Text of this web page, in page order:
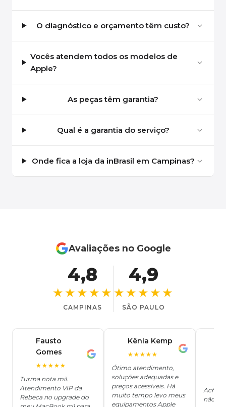
O diagnóstico e orçamento têm custo?
Vocês atendem todos os modelos de
Apple?
As peças têm garantia?
Qual é a garantia do serviço?
Onde fica a loja da inBrasil em Campinas?
Avaliações no Google
4,8
★★★★★
CAMPINAS
4,9
★★★★★
SÃO PAULO
Fausto
Gomes
★★★★★
Turma nota mil.
Atendimento VIP da
Rebeca no upgrade do
Kênia Kemp
★★★★★
Ótimo atendimento,
soluções adequadas e
preços acessíveis. Há
muito tempo levo meus
equipamentos Apple
Achei
não